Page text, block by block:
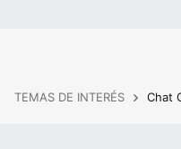
TEMAS DE INTERÉS Chat